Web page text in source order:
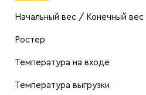
Начальный вес / Конечный вес
Ростер
Температура на входе
Температура выгрузки